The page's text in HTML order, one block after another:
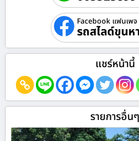
Facebook แฟนเพจ
รถสไลด์ขุน
แชร์หน้านี้
รายการอื่นๆ